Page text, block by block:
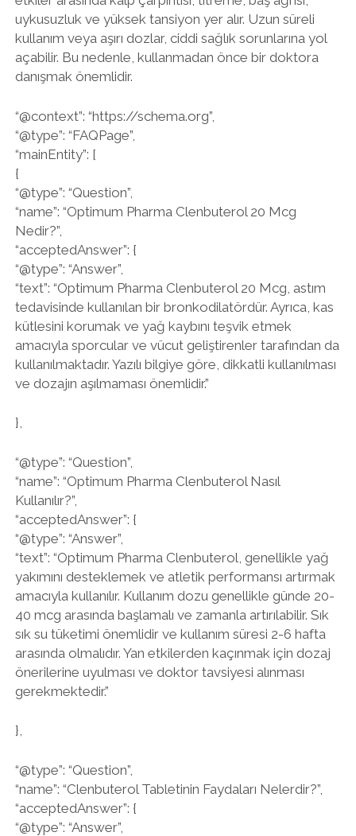
uykusuzluk ve yüksek tansiyon yer alır. Uzun süreli
kullanım veya aşırı dozlar, ciddi sağlık sorunlarına yol
açabilir. Bu nedenle, kullanmadan önce bir doktora
danışmak önemlidir.
“@context”: “https://schema.org”,
“@type”: “FAQPage”,
“mainEntity”: [
{
“@type”: “Question”,
“name”: “Optimum Pharma Clenbuterol 20 Mcg
Nedir?”,
“acceptedAnswer”: {
“@type”: “Answer”,
“text”: “Optimum Pharma Clenbuterol 20 Mcg, astım
tedavisinde kullanılan bir bronkodilatördür. Ayrıca, kas
kütlesini korumak ve yağ kaybını teşvik etmek
amacıyla sporcular ve vücut geliştirenler tarafından da
kullanılmaktadır. Yazılı bilgiye göre, dikkatli kullanılması
ve dozajın aşılmaması önemlidir.”
},
“@type”: “Question”,
“name”: “Optimum Pharma Clenbuterol Nasıl
Kullanılır?”,
“acceptedAnswer”: {
“@type”: “Answer”,
“text”: “Optimum Pharma Clenbuterol, genellikle yağ
yakımını desteklemek ve atletik performansı artırmak
amacıyla kullanılır. Kullanım dozu genellikle günde 20-
40 mcg arasında başlamalı ve zamanla artırılabilir. Sık
sık su tüketimi önemlidir ve kullanım süresi 2-6 hafta
arasında olmalıdır. Yan etkilerden kaçınmak için dozaj
önerilerine uyulması ve doktor tavsiyesi alınması
gerekmektedir.”
},
“@type”: “Question”,
“name”: “Clenbuterol Tabletinin Faydaları Nelerdir?”,
“acceptedAnswer”: {
“@type”: “Answer”,